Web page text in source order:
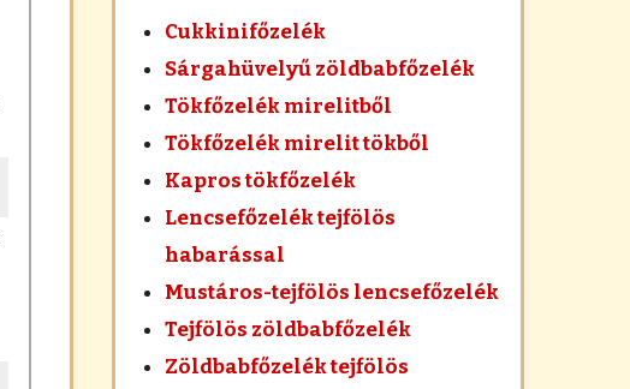
Cukkinifőzelék
Sárgahüvelyű zöldbabfőzelék
Tökfőzelék mirelitből
Tökfőzelék mirelit tökből
Kapros tökfőzelék
Lencsefőzelék tejfölös
habarással
Mustáros-tejfölös lencsefőzelék
Tejfölös zöldbabfőzelék
Zöldbabfőzelék tejfölös